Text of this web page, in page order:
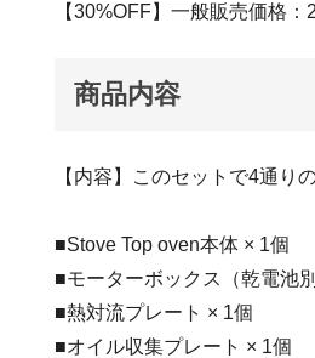
【30%OFF】一般販売価格
商品内容
【内容】このセットで4通り
■Stove Top oven本体 × 1個
■モーターボックス（乾電池
■熱対流プレート × 1個
■オイル収集プレート × 1個